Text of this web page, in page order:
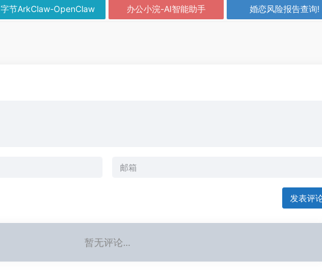
字节ArkClaw-OpenClaw 办公小浣-AI智能助手 婚恋风险报告查询!
发表评
暂无评论...